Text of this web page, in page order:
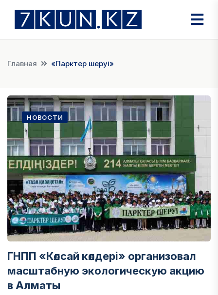
Главная «Парктер шеруі»
НОВОСТИ
ГНПП «Көлсай көлдері» организовал
масштабную экологическую акцию
в Алматы